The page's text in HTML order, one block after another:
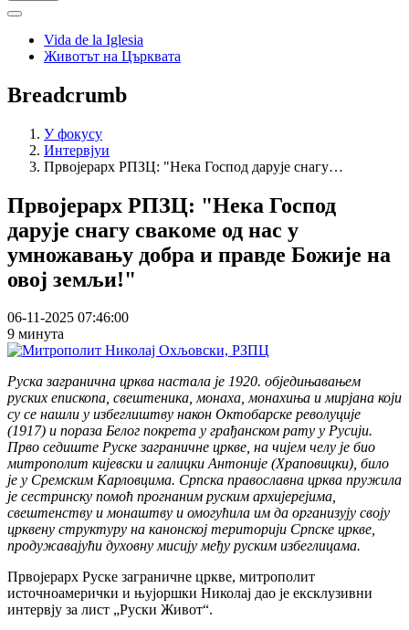
Vida de la Iglesia
Животът на Църквата
Breadcrumb
У фокусу
Интервјуи
Првојерарх РПЗЦ: "Нека Господ дарује снагу…
Првојерарх РПЗЦ: "Нека Господ
дарује снагу свакоме од нас у
умножавању добра и правде Божије на
овој земљи!"
06-11-2025 07:46:00
9 минута
Руска загранична црква настала је 1920. обједињавањем
руских епископа, свештеника, монаха, монахиња и мирјана који
су се нашли у избеглиштву након Октобарске револуције
(1917) и пораза Белог покрета у грађанском рату у Русији.
Прво седиште Руске заграничне цркве, на чијем челу је био
митрополит кијевски и галицки Антоније (Храповицки), било
је у Сремским Карловцима. Српска православна црква пружила
је сестринску помоћ прогнаним руским архијерејима,
свештенству и монаштву и омогућила им да организују своју
црквену структуру на канонској територији Српске цркве,
продужавајући духовну мисију међу руским избеглицама.
Првојерарх Руске заграничне цркве, митрополит
источноамерички и њујоршки Николај дао је ексклузивни
интервју за лист „Руски Живот“.